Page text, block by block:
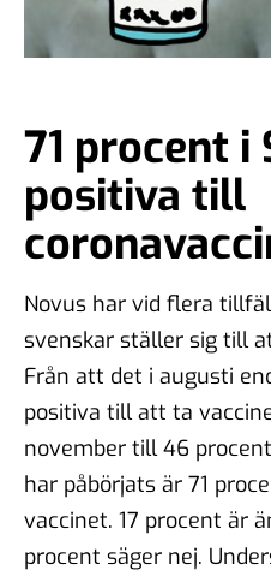
71 procent i
positiva till
Novus har vid flera
svenskar ställer sig till
Från att det i augusti
positiva till att ta
november till 46
har påbörjats är 71
vaccinet. 17 procent är
procent säger nej.